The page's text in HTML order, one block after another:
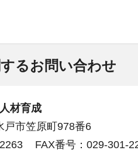
るお問い合わせ
材育成
戸市笠原町978番6
FAX番号：029-301-